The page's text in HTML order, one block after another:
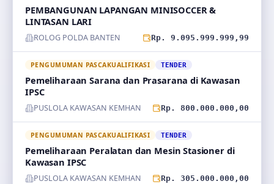
PEMBANGUNAN LAPANGAN MINISOCCER &
LINTASAN LARI
ROLOG POLDA BANTEN Rp. 9.095.999.999,99
PENGUMUMAN PASCAKUALIFIKASI TENDER
Pemeliharaan Sarana dan Prasarana di Kawasan
IPSC
PUSLOLA KAWASAN KEMHAN Rp. 800.000.000,00
PENGUMUMAN PASCAKUALIFIKASI TENDER
Pemeliharaan Peralatan dan Mesin Stasioner di
Kawasan IPSC
PUSLOLA KAWASAN KEMHAN Rp. 305.000.000,00